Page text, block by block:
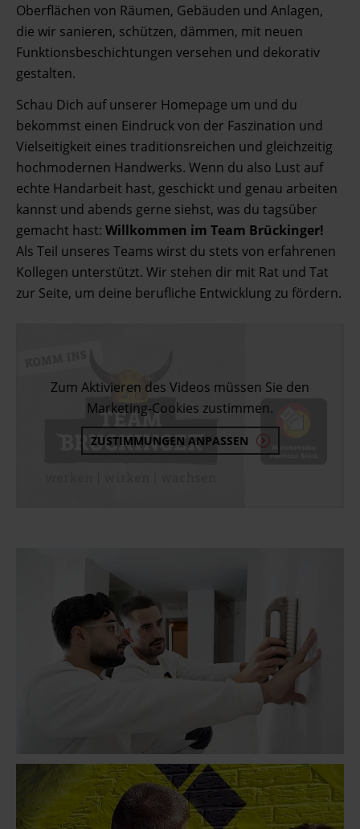
Oberflächen von Räumen, Gebäuden und Anlagen,
die wir sanieren, schützen, dämmen, mit neuen
Funktionsbeschichtungen versehen und dekorativ
gestalten.
Schau Dich auf unserer Homepage um und du
bekommst einen Eindruck von der Faszination und
Vielseitigkeit eines traditionsreichen und gleichzeitig
hochmodernen Handwerks. Wenn du also Lust auf
echte Handarbeit hast, geschickt und genau arbeiten
kannst und abends gerne siehst, was du tagsüber
gemacht hast: Willkommen im Team Brückinger!
Als Teil unseres Teams wirst du stets von erfahrenen
Kollegen unterstützt. Wir stehen dir mit Rat und Tat
zur Seite, um deine berufliche Entwicklung zu fördern.
Zum Aktivieren des Videos müssen Sie den
Marketing-Cookies zustimmen.
ZUSTIMMUNGEN ANPASSEN